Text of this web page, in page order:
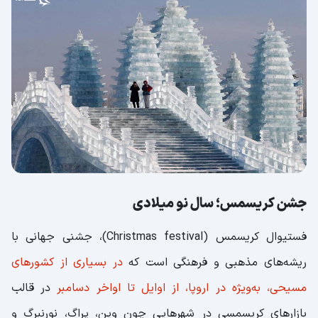
جشن کریسمس؛ سال نو میلادی
فستیوال کریسمس (Christmas festival)، جشنی جهانی با
ریشه‌های مذهبی و فرهنگی است کهدر بسیاری از کشورهای
مسیحی، به‌ویژه در اروپا، از اوایل تا اواخر دسامبر در قالب
بازارهای کریسمسی در شهرهایی چون وین، پراگ، نورنبرگ و